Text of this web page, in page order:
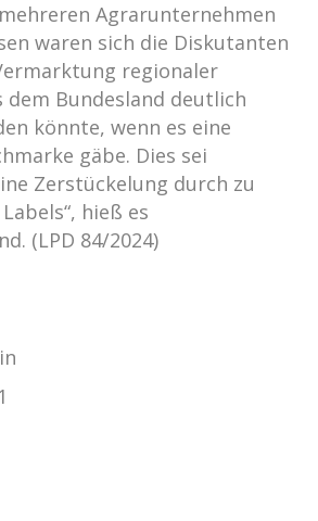
Agrarunternehmen
waren sich die Diskutanten
regionaler
dem Bundesland deutlich
könnte, wenn es eine
gäbe. Dies sei
Zerstückelung durch zu
hieß es
(LPD 84/2024)